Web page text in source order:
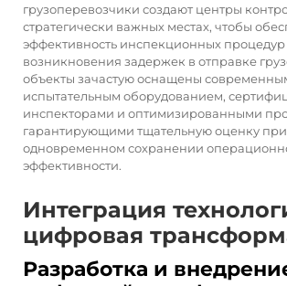
грузоперевозчики создают центры
стратегически важных местах, чтобы
эффективность инспекционных процедур
возникновения задержек в отправке
объекты зачастую оснащены
испытательным оборудованием,
инспекторами и оптимизированными
гарантирующими тщательную оценку при
одновременном сохранении
эффективности.
Интеграция
цифровая
Разработка и